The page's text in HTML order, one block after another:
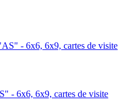
- 6x6, 6x9, cartes de visite